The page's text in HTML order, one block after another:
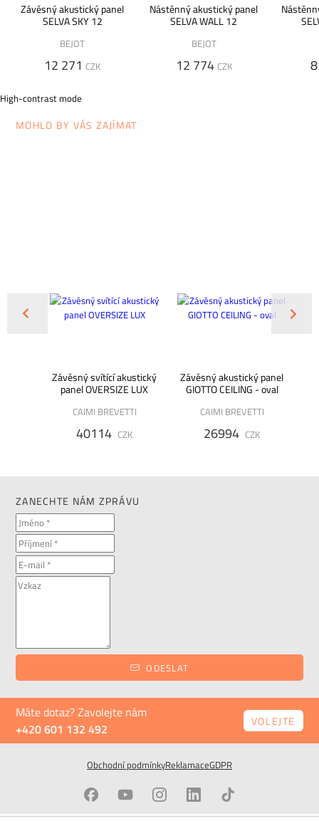
Závěsný akustický panel
SELVA SKY 12
BEJOT
12 271 CZK
Nástěnný akustický panel
SELVA WALL 12
BEJOT
12 774 CZK
High-contrast mode
MOHLO BY VÁS ZAJÍMAT
Závěsný svítící akustický
panel OVERSIZE LUX
CAIMI BREVETTI
40114 CZK
Závěsný akustický panel
GIOTTO CEILING - oval
CAIMI BREVETTI
26994 CZK
ZANECHTE NÁM ZPRÁVU
ODESLAT
Máte dotaz? Zavolejte nám
+420 601 132 492
VOLEJTE
Obchodní podmínkyReklamaceGDPR